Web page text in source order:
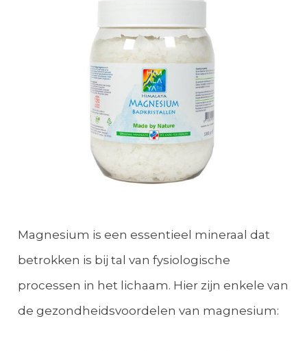
Magnesium is een essentieel mineraal dat
betrokken is bij tal van fysiologische
processen in het lichaam. Hier zijn enkele van
de gezondheidsvoordelen van magnesium: